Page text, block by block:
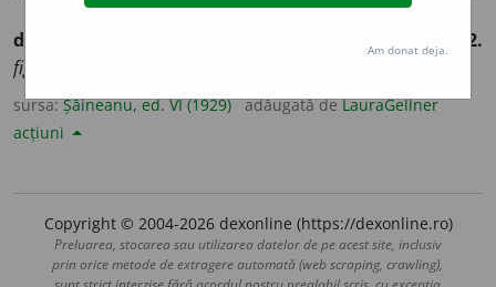
duritate
2.
fig.
sursa:Șăineanu, ed. VI (1929) adăugată deLauraGellner
acțiuni
Copyright © 2004-2026 dexonline (https://dexonline.ro)
Preluarea, stocarea sau utilizarea datelor de pe acest site, inclusiv
prin orice metode de extragere automată (web scraping, crawling),
Am donat deja.